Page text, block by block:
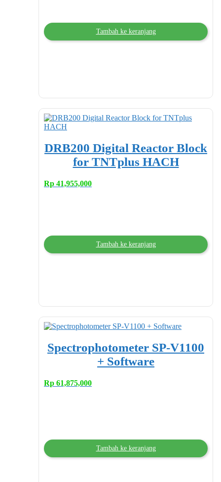
Tambah ke keranjang
DRB200 Digital Reactor Block
for TNTplus HACH
Rp 41,955,000
Tambah ke keranjang
Spectrophotometer SP-V1100
+ Software
Rp 61,875,000
Tambah ke keranjang